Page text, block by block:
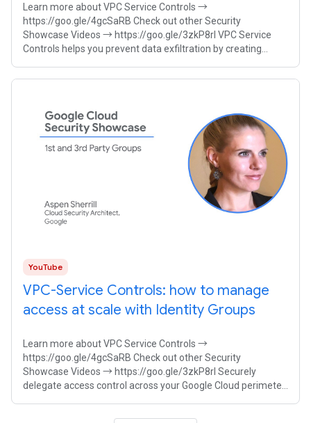
Learn more about VPC Service Controls →
https://goo.gle/4gcSaRB Check out other Security
Showcase Videos → https://goo.gle/3zkP8rl VPC Service
Controls helps you prevent data exfiltration by creating
YouTube
VPC-Service Controls: how to manage
access at scale with Identity Groups
Learn more about VPC Service Controls →
https://goo.gle/4gcSaRB Check out other Security
Showcase Videos → https://goo.gle/3zkP8rl Securely
delegate access control across your Google Cloud perimeter